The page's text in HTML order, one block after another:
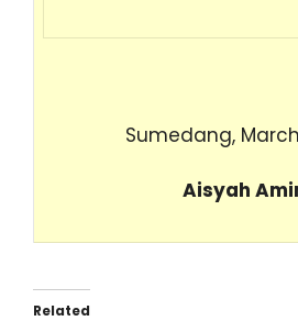
Sumedang,
Aisyah
Related